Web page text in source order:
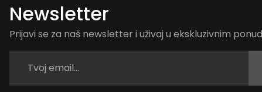
Newsletter
Prijavi se za naš newsletter i uživaj u ekskluzivnim